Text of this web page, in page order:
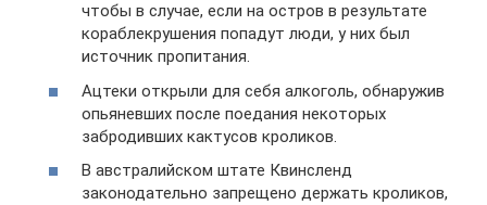
чтобы в случае, если на остров в результате
кораблекрушения попадут люди, у них был
источник пропитания.
Ацтеки открыли для себя алкоголь, обнаружив
опьяневших после поедания некоторых
забродивших кактусов кроликов.
В австралийском штате Квинсленд
законодательно запрещено держать кроликов,